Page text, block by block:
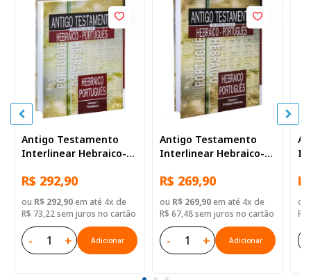
Antigo Testamento
Interlinear Hebraico-
R$ 292,90
ou R$ 292,90em até 4x de
R$ 73,22 sem juros no cartão
- + Adicionar
Antigo Testamento
Interlinear Hebraico-
R$ 269,90
ou R$ 269,90em até 4x de
R$ 67,48 sem juros no cartão
- + Adicionar
ou
R$